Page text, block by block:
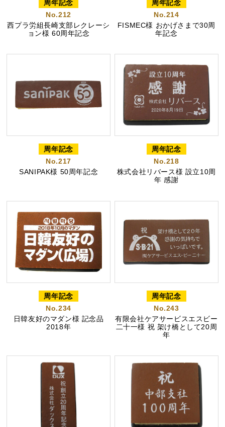
カステラ巻 三笠山どら焼き チョコテイリア
カステラ巻・三笠山
静岡銘菓
茶ってら お茶みかん
ちゃころん 虎とら
茶どころ
周年記念
No.212
西プラ労組長崎支部レクレーシ
ョン様 60周年記念
周年記念
No.214
FISMEC様 おかげさまで30周
年記念
周年記念
No.217
SANIPAK様 50周年記念
周年記念
No.218
株式会社リバース様 設立10周
年 感謝
周年記念
No.234
日韓友好のマダン様 記念品
2018年
周年記念
No.243
有限会社ケアサービスエスビー
二十一様 祝 架け橋として20周
年